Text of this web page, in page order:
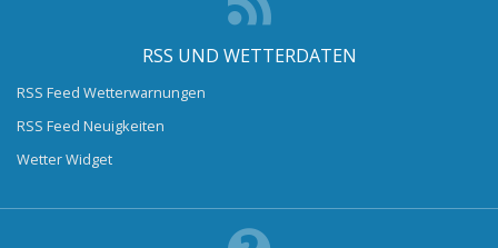
RSS UND WETTERDATEN
RSS Feed Wetterwarnungen
RSS Feed Neuigkeiten
Wetter Widget